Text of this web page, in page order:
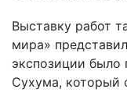
Выставку работ
мира»
экспозиции
Сухума, который